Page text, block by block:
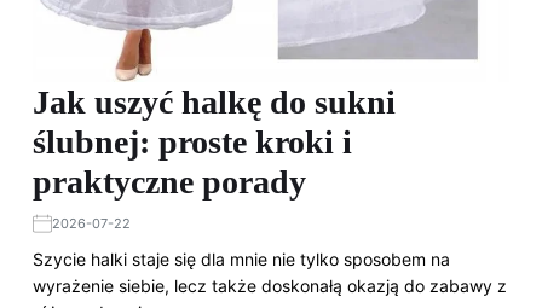
Jak uszyć halkę do sukni
ślubnej: proste kroki i
praktyczne porady
2026-07-22
Szycie halki staje się dla mnie nie tylko sposobem na
wyrażenie siebie, lecz także doskonałą okazją do zabawy z